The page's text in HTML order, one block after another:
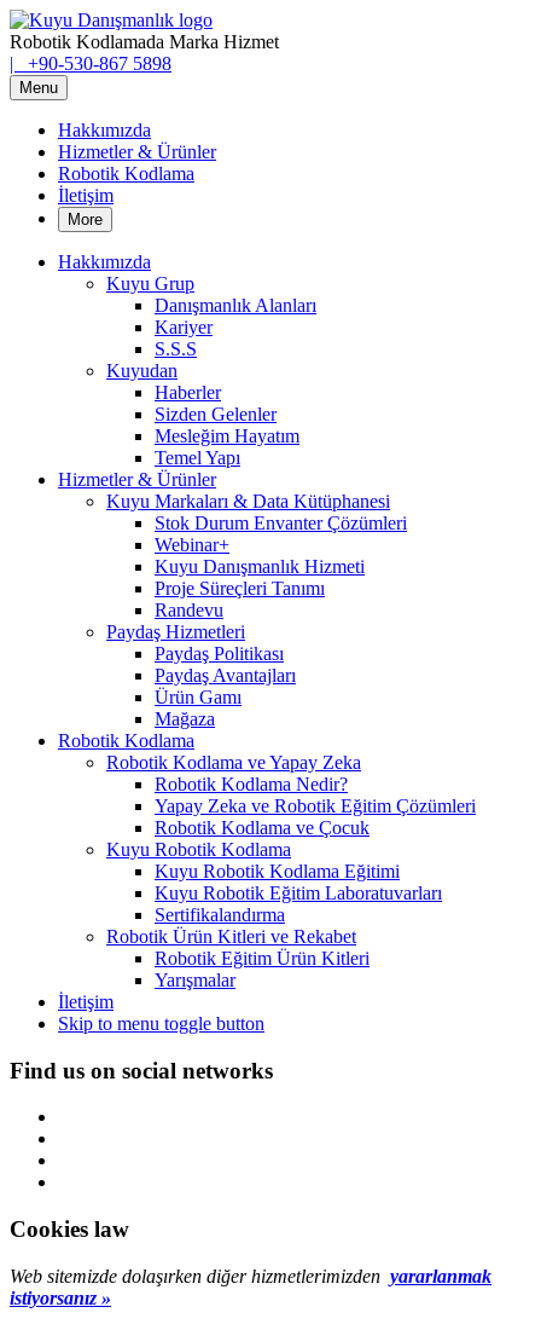
Skip
to
content
Skip
to
navigation
MEB
Robotik
Kodlama
Eğitimi
Kuyu
Danışmanlık
Kuyu
Danışmanlık
Robotik Kodlamada Marka Hizmet
Contact
us
|
Call
us
+90-530-867 5898
Primary
Menu
Menu
Hakkımızda
Hizmetler & Ürünler
Robotik Kodlama
İletişim
More
Hakkımızda
Kuyu Grup
Danışmanlık Alanları
Kariyer
S.S.S
Kuyudan
Haberler
Sizden Gelenler
Mesleğim Hayatım
Temel Yapı
Hizmetler & Ürünler
Kuyu Markaları & Data Kütüphanesi
Stok Durum Envanter Çözümleri
Webinar+
Kuyu Danışmanlık Hizmeti
Proje Süreçleri Tanımı
Randevu
Paydaş Hizmetleri
Paydaş Politikası
Paydaş Avantajları
Ürün Gamı
Mağaza
Robotik Kodlama
Robotik Kodlama ve Yapay Zeka
Robotik Kodlama Nedir?
Yapay Zeka ve Robotik Eğitim Çözümleri
Robotik Kodlama ve Çocuk
Kuyu Robotik Kodlama
Kuyu Robotik Kodlama Eğitimi
Kuyu Robotik Eğitim Laboratuvarları
Sertifikalandırma
Robotik Ürün Kitleri ve Rekabet
Robotik Eğitim Ürün Kitleri
Yarışmalar
İletişim
Skip to menu toggle button
Header
sidebar
Find us on social networks
Cookies law
Web sitemizde dolaşırken diğer hizmetlerimizden yararlanmak
istiyorsanız »